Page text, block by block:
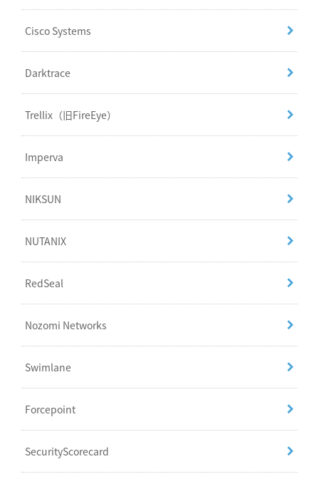
Cisco Systems
Darktrace
Trellix（旧FireEye）
Imperva
NIKSUN
NUTANIX
RedSeal
Nozomi Networks
Swimlane
Forcepoint
SecurityScorecard